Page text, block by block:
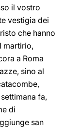
il vostro
vestigia dei
che hanno
martirio,
a Roma
sino al
fa,
di
san